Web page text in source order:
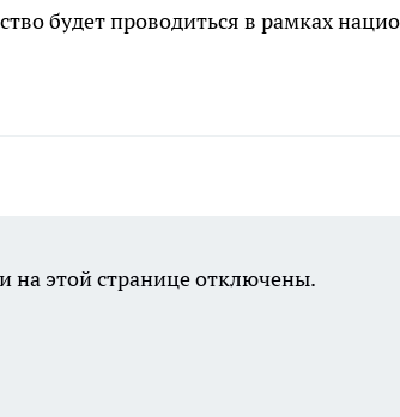
будет проводиться в рамках
на этой странице отключены.